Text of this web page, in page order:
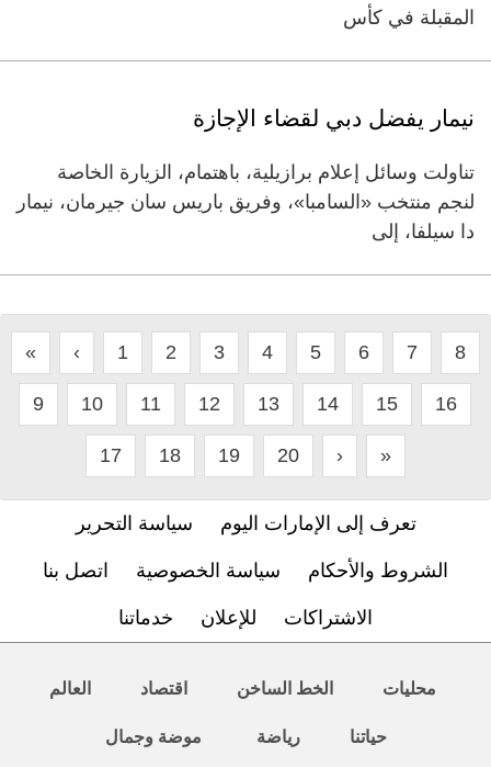
المقبلة في كأس
نيمار يفضل دبي لقضاء الإجازة
تناولت وسائل إعلام برازيلية، باهتمام، الزيارة الخاصة
لنجم منتخب «السامبا»، وفريق باريس سان جيرمان، نيمار
دا سيلفا، إلى
« ‹ 1 2 3 4 5 6 7 8
9 10 11 12 13 14 15 16
17 18 19 20 › »
تعرف إلى الإمارات اليوم سياسة التحرير
الشروط والأحكام سياسة الخصوصية اتصل بنا
الاشتراكات للإعلان خدماتنا
محليات الخط الساخن اقتصاد العالم
حياتنا رياضة موضة وجمال